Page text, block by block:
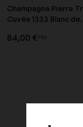
Champagne Pierre
Cuvée 1333 Blanc
84,00 € TTC